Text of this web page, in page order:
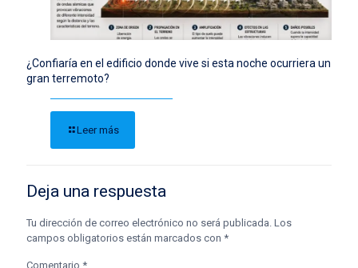
¿Confiaría en el edificio donde vive si esta noche ocurriera un
gran terremoto?
Leer más
Deja una respuesta
Tu dirección de correo electrónico no será publicada. Los
campos obligatorios están marcados con *
Comentario *